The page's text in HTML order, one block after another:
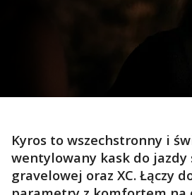
CZ
Kyros to wszechstronny i
wentylowany kask do jazdy
gravelowej oraz XC. Łączy